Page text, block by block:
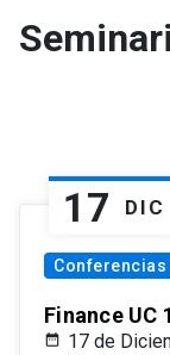
17 DIC
Conferencias
Finance
17 de